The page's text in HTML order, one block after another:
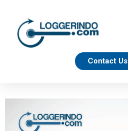
Contact Us